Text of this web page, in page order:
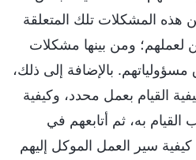
هذه المشكلات تلك المتعلقة
لعملهم؛ ومن بينها مشكلات
بالإضافة إلى ذلك،
القيام بعمل محدد، وكيفية
القيام به، ثم أتابعهم في
كيفية سير العمل الموكل إليهم